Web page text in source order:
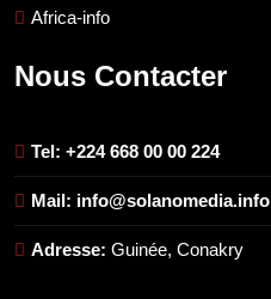
Africa-info
Nous Contacter
Tel: +224 668 00 00 224
Mail: info@solanomedia.info
Adresse: Guinée, Conakry